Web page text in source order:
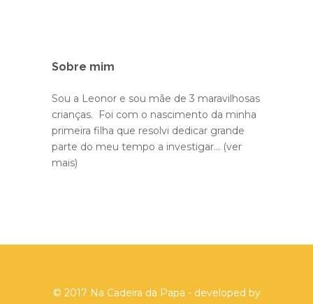
Sobre mim
Sou a Leonor e sou mãe de 3 maravilhosas
crianças. Foi com o nascimento da minha
primeira filha que resolvi dedicar grande
parte do meu tempo a investigar... (ver
mais)
© 2017 Na Cadeira da Papa - developed by